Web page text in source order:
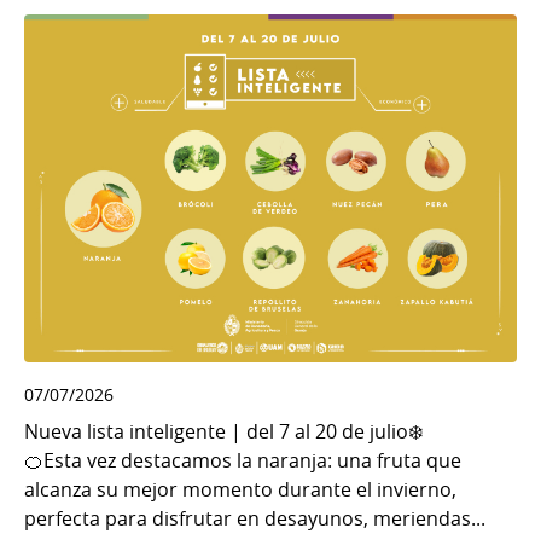
07/07/2026
Nueva lista inteligente | del 7 al 20 de julio❄️
🍊Esta vez destacamos la naranja: una fruta que
alcanza su mejor momento durante el invierno,
perfecta para disfrutar en desayunos, meriendas...